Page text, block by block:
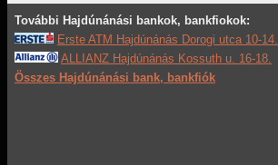
További Hajdúnánási bankok, bankfiokok:
Erste ATM Hajdúnánás Dorogi utca 10-14.
ALLIANZ Hajdúnánás Kossuth u. 16-18.
Összes Hajdúnánási bank, bankfiók